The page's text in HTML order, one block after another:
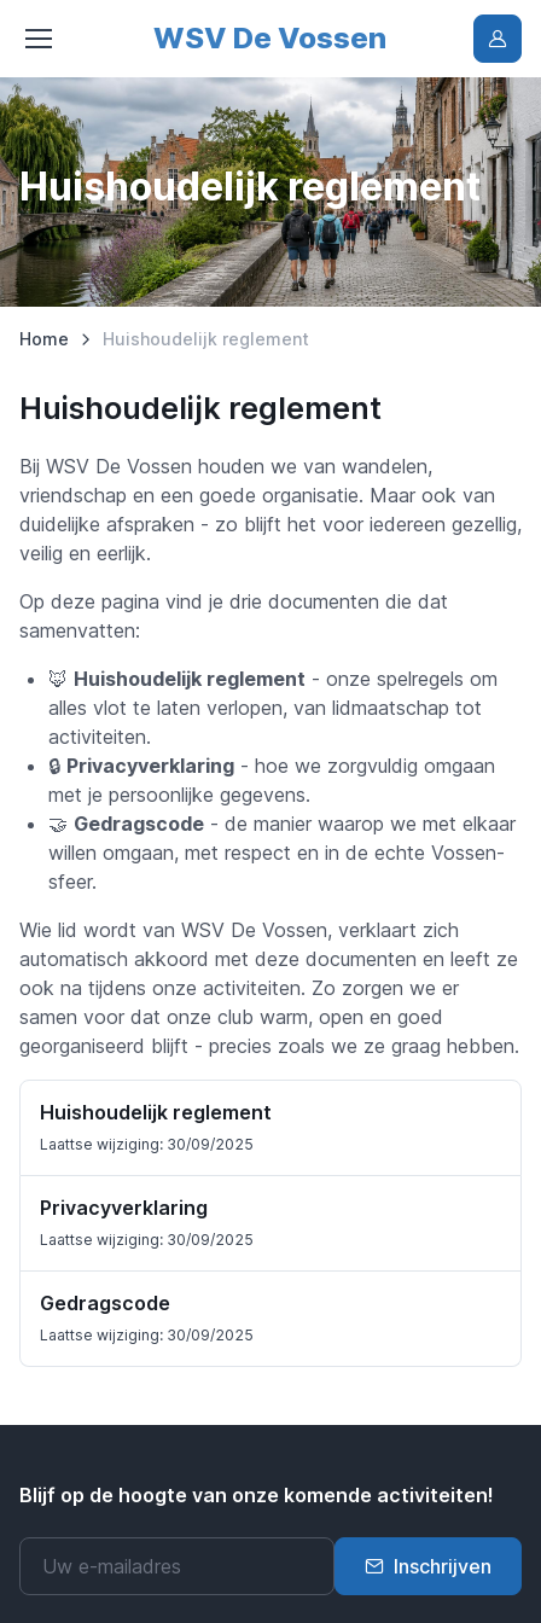
WSV De Vossen
Huishoudelijk reglement
Home Huishoudelijk reglement
Huishoudelijk reglement
Bij WSV De Vossen houden we van wandelen,
vriendschap en een goede organisatie. Maar ook van
duidelijke afspraken - zo blijft het voor iedereen gezellig,
veilig en eerlijk.
Op deze pagina vind je drie documenten die dat
samenvatten:
🦊 Huishoudelijk reglement - onze spelregels om
alles vlot te laten verlopen, van lidmaatschap tot
activiteiten.
🔒 Privacyverklaring - hoe we zorgvuldig omgaan
met je persoonlijke gegevens.
🤝 Gedragscode - de manier waarop we met elkaar
willen omgaan, met respect en in de echte Vossen-
sfeer.
Wie lid wordt van WSV De Vossen, verklaart zich
automatisch akkoord met deze documenten en leeft ze
ook na tijdens onze activiteiten. Zo zorgen we er
samen voor dat onze club warm, open en goed
georganiseerd blijft - precies zoals we ze graag hebben.
Huishoudelijk reglement
Laattse wijziging: 30/09/2025
Privacyverklaring
Laattse wijziging: 30/09/2025
Gedragscode
Laattse wijziging: 30/09/2025
Blijf op de hoogte van onze komende activiteiten!
Inschrijven